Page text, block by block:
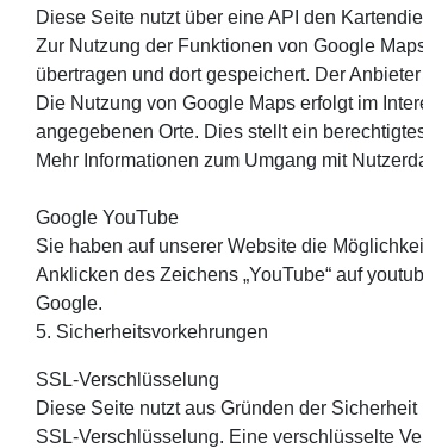
Diese Seite nutzt über eine API den
Zur Nutzung der Funktionen von Google
übertragen und dort gespeichert. Der
Die Nutzung von Google Maps erfolgt im
angegebenen Orte. Dies stellt ein
Mehr Informationen zum Umgang mit
Google YouTube
Sie haben auf unserer Website die
Anklicken des Zeichens „YouTube“ auf
Google.
5. Sicherheitsvorkehrungen
SSL-Verschlüsselung
Diese Seite nutzt aus Gründen der
SSL-Verschlüsselung. Eine verschlüsselte